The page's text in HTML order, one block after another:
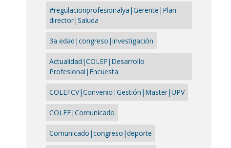
#regulacionprofesionalya|Gerente|Plan
director|Saluda
3a edad|congreso|investigación
Actualidad|COLEF|Desarrollo
Profesional|Encuesta
COLEFCV|Convenio|Gestión|Master|UPV
COLEF|Comunicado
Comunicado|congreso|deporte